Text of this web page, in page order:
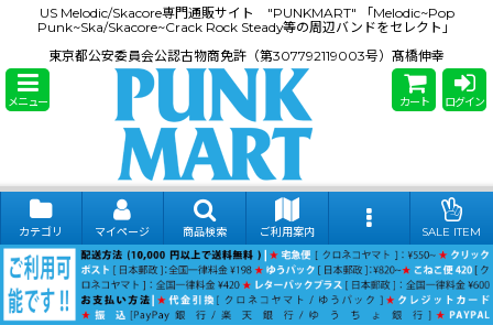
US Melodic/Skacore専門通販サイト "PUNKMART" 「Melodic~Pop
Punk~Ska/Skacore~Crack Rock Steady等の周辺バンドをセレクト」
東京都公安委員会公認古物商免許（第307792119003号）髙橋伸幸
メニュー カート ログイン
カテゴリ マイページ 商品検索 ご利用案内 SALE ITEM